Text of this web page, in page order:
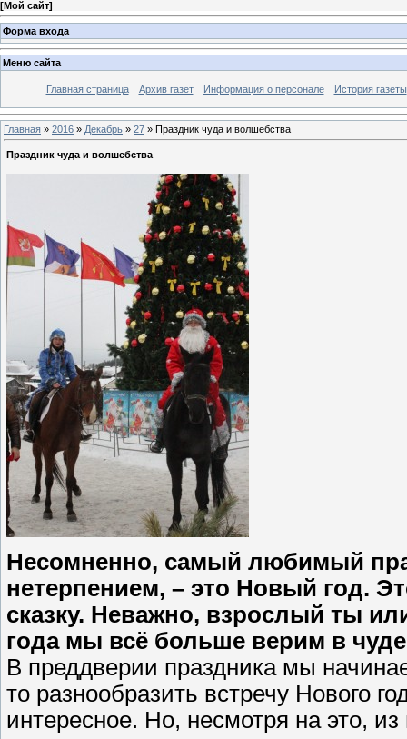
[Мой сайт]
Форма входа
Меню сайта
Главная страница Архив газет Информация о персонале История газеты
Главная » 2016 » Декабрь » 27 » Праздник чуда и волшебства
Праздник чуда и волшебства
Несомненно, самый любимый
нетерпением, – это Новый год.
сказку. Неважно, взрослый ты
года мы всё больше верим в
В преддверии праздника мы
то разнообразить встречу Нового
интересное. Но, несмотря на это,